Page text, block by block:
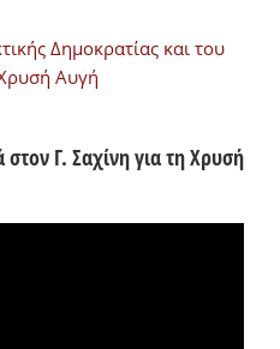
Δημοκρατίας και του
Αυγή
Γ. Σαχίνη για τη Χρυσή